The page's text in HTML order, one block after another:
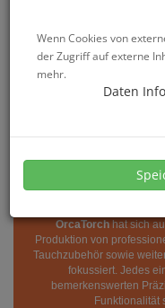
Atlantis Restposten
Roger Tours
Foto-
OrcaTorchhat sich
Produktion von
Tauchzubehör sowie
fokussiert. Jedes
bemerkenswerten
Funktionalität
Wenn Cookies von
der Zugriff auf externe
mehr.
Daten